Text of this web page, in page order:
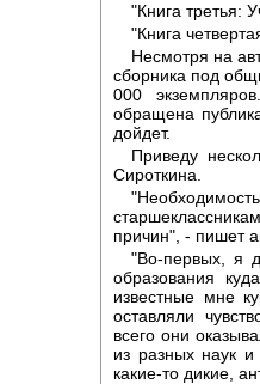
"Книга третья:
"Книга
Несмотря на
сборника под
000
обращена
дойдет.
Приведу
Сироткина.
причин", - пишет
"Во-первых, я
образования
известные мне
оставляли
всего они
из разных наук
какие-то дикие,